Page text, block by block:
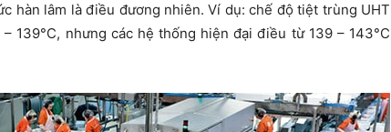
hàn lâm là điều đương nhiên. Ví dụ: chế độ tiệt trùng UHT
139°C, nhưng các hệ thống hiện đại điều từ 139 – 143°C